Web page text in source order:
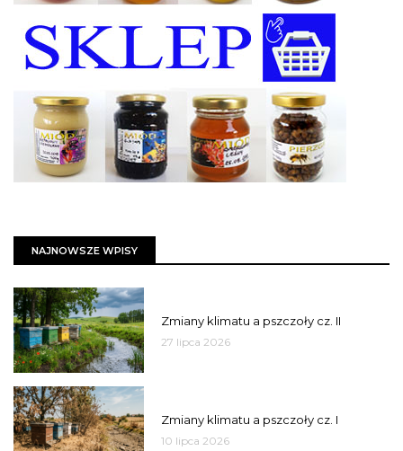
NAJNOWSZE WPISY
Zmiany klimatu a pszczoły cz. II
27 lipca 2026
Zmiany klimatu a pszczoły cz. I
10 lipca 2026